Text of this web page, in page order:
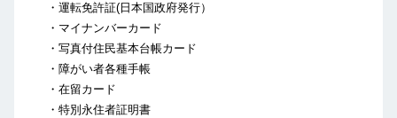
・運転免許証(日本国政府発行）
・マイナンバーカード
・写真付住民基本台帳カード
・障がい者各種手帳
・在留カード
・特別永住者証明書